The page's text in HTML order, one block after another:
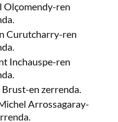
Olçomendy-ren
Curutcharry-ren
Inchauspe-ren
Brust-en zerrenda.
Arrossagaray-